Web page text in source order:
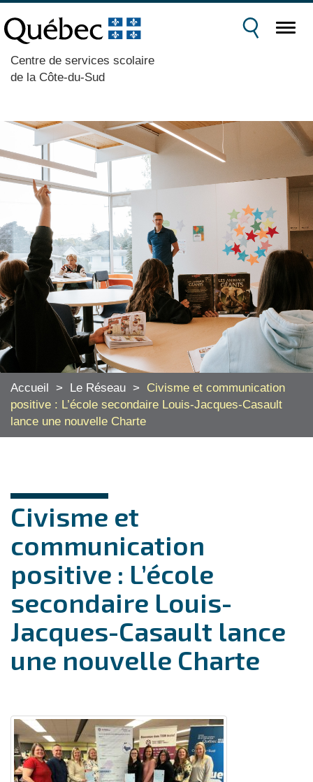
Centre de services scolaire
de la Côte-du-Sud
Accueil > Le Réseau >
Civisme et communication
positive : L’école secondaire Louis-Jacques-Casault
lance une nouvelle Charte
Civisme et
communication
positive : L’école
secondaire Louis-
Jacques-Casault lance
une nouvelle Charte